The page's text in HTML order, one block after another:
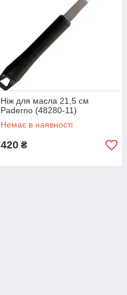
Ніж для масла 21,5 см
Paderno (48280-11)
Немає в наявності
420 ₴